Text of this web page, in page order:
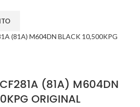
(81A) M604DN
ORIGINAL